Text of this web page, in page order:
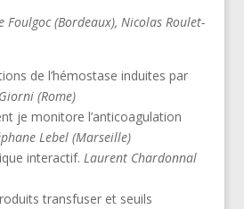
(Bordeaux), Nicolas Roulet-
de l’hémostase induites par
(Rome)
je monitore l’anticoagulation
Lebel (Marseille)
interactif. Laurent Chardonnal
transfuser et seuils